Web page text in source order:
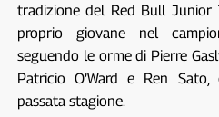
tradizione del Red Bull Junior
proprio giovane nel
seguendo le orme di Pierre
Patricio O’Ward e Ren Sato,
passata stagione.